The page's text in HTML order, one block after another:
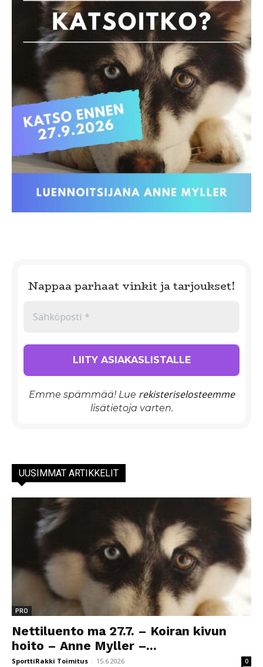
Nappaa parhaat vinkit ja tarjoukset!
Emme spämmää! Lue rekisteriselosteemme
lisätietoja varten.
UUSIMMAT ARTIKKELIT
PRO
Nettiluento ma 27.7. – Koiran kivun
hoito – Anne Myller –...
SporttiRakki Toimitus - 15.6.2026 0